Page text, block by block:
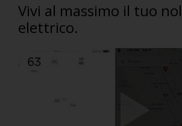
Vivi al massimo il tuo
elettrico.